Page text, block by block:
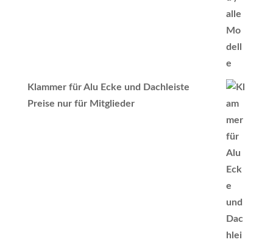
Klammer für Alu Ecke und Dachleiste
Preise nur für Mitglieder